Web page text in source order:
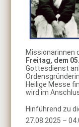
Missionarinnen
Freitag, dem
Gottesdienst
Heilige Messe
wird im
Hinführend zu
27.08.2025 –